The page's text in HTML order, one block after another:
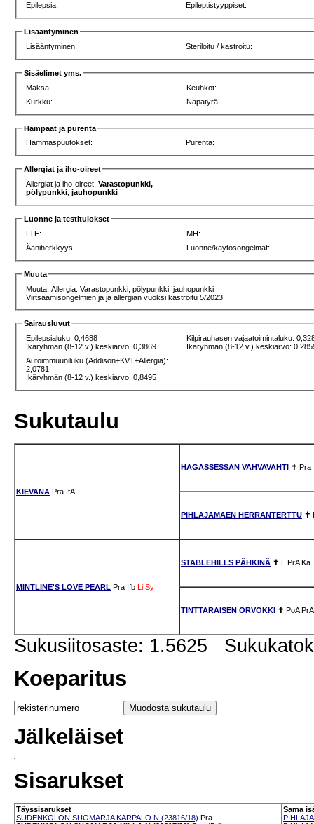
Epilepsia:
Epileptistyyppiset:
Lisääntyminen
Lisääntyminen:
Steriloitu / kastroitu:
Sisäelimet yms.
Maksa:
Keuhkot:
Kurkku:
Napatyrä:
Hampaat ja purenta
Hammaspuutokset:
Purenta:
Allergiat ja iho-oireet
Allergiat ja iho-oireet:Varastopunkki,
pölypunkki, jauhopunkki
Luonne ja testitulokset
LTE:
MH:
Ääniherkkyys:
Luonne/käytösongelmat:
Muuta
Muuta: Allergia: Varastopunkki, pölypunkki, jauhopunkki
Virtsaamisongelmien ja ja allergian vuoksi kastroitu 5/2023
Sairausluvut
Epilepsialuku: 0,4688
Ikäryhmän (8-12 v.) keskiarvo: 0,3869
Kilpirauhasen vajaatoimintaluku:
Ikäryhmän (8-12 v.) keskiarvo:
Autoimmuuniluku (Addison+KVT+Allergia):
2,0781
Ikäryhmän (8-12 v.) keskiarvo: 0,8495
Sukutaulu
KIEVANA Pra IfA
HAGASSESSAN VAHVAVAHTI ✝ Pra
PIHLAJAMÄEN HERRANTERTTU ✝
MINTLINE'S LOVE PEARL Pra Ifb Li Sy
STABLEHILLS PÄHKINÄ ✝ L PrA Ka
TINTTARAISEN ORVOKKI ✝ PoA PrA
Sukusiitosaste: 1.5625
Koeparitus
Jälkeläiset
Sisarukset
Täyssisarukset
SUDENKOLON SUOMARJA KARPALO N (23816/18) Pra
Sama